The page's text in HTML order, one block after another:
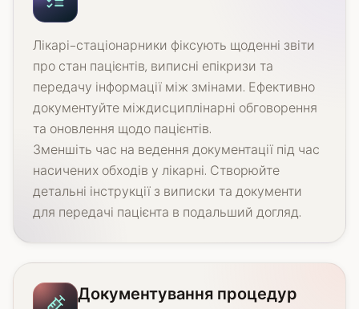
Лікарі-стаціонарники фіксують щоденні звіти
про стан пацієнтів, виписні епікризи та
передачу інформації між змінами. Ефективно
документуйте міждисциплінарні обговорення
та оновлення щодо пацієнтів.
Зменшіть час на ведення документації під час
насичених обходів у лікарні. Створюйте
детальні інструкції з виписки та документи
для передачі пацієнта в подальший догляд.
Документування процедур